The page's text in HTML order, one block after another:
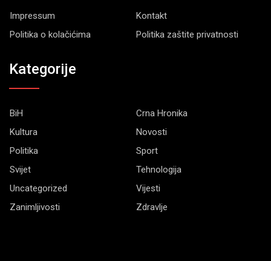
Impressum
Kontakt
Politika o kolačićima
Politika zaštite privatnosti
Kategorije
BiH
Crna Hronika
Kultura
Novosti
Politika
Sport
Svijet
Tehnologija
Uncategorized
Vijesti
Zanimljivosti
Zdravlje